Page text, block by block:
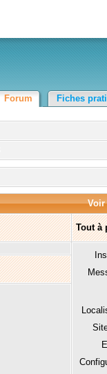
Forum Fiches
Tout à